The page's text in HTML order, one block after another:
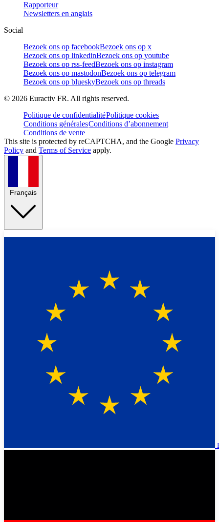
Rapporteur
Newsletters en anglais
Social
Bezoek ons op facebookBezoek ons op x
Bezoek ons op linkedinBezoek ons op youtube
Bezoek ons op rss-feedBezoek ons op instagram
Bezoek ons op mastodonBezoek ons op telegram
Bezoek ons op blueskyBezoek ons op threads
© 2026 Euractiv FR. All rights reserved.
Politique de confidentialitéPolitique cookies
Conditions généralesConditions d’abonnement
Conditions de vente
This site is protected by reCAPTCHA, and the Google Privacy
Policy and Terms of Service apply.
Français